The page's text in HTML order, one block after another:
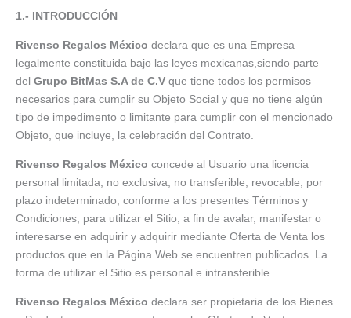
1.- INTRODUCCIÓN
Rivenso Regalos México declara que es una Empresa
legalmente constituida bajo las leyes mexicanas,siendo parte
del Grupo BitMas S.A de C.V que tiene todos los permisos
necesarios para cumplir su Objeto Social y que no tiene algún
tipo de impedimento o limitante para cumplir con el mencionado
Objeto, que incluye, la celebración del Contrato.
Rivenso Regalos México concede al Usuario una licencia
personal limitada, no exclusiva, no transferible, revocable, por
plazo indeterminado, conforme a los presentes Términos y
Condiciones, para utilizar el Sitio, a fin de avalar, manifestar o
interesarse en adquirir y adquirir mediante Oferta de Venta los
productos que en la Página Web se encuentren publicados. La
forma de utilizar el Sitio es personal e intransferible.
Rivenso Regalos México declara ser propietaria de los Bienes